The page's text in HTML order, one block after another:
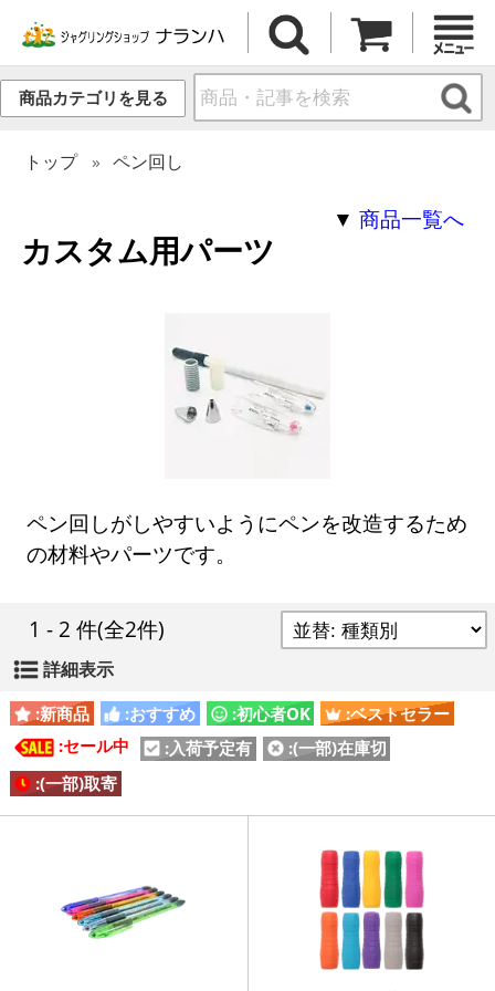
商品カテゴリを見る
トップ ペン回し
カスタム用パーツ
▼商品一覧へ
ペン回しがしやすいようにペンを改造するため
の材料やパーツです。
1 - 2 件(全2件)
詳細表示
:新商品 :おすすめ :初心者OK
:ベストセラー
:セール中
:入荷予定有
:(一部)在庫切
:(一部)取寄